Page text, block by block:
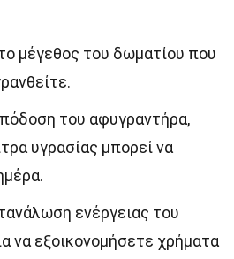
μέγεθος του δωματίου που
του αφυγραντήρα,
υγρασίας μπορεί να
ενέργειας του
να εξοικονομήσετε χρήματα